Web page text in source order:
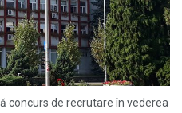
concurs de recrutare în vederea